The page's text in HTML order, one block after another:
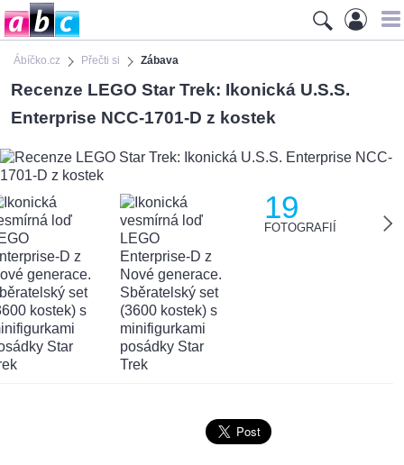
Ábíčko.cz Přečti si Zábava
Recenze LEGO Star Trek: Ikonická U.S.S.
Enterprise NCC-1701-D z kostek
19
FOTOGRAFIÍ